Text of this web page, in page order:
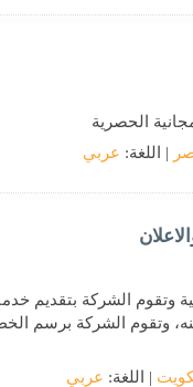
الحصرية
| اللغة: عربي
وتقوم الشركة بتقديم
وتقوم الشركة برسم
| اللغة: عربي